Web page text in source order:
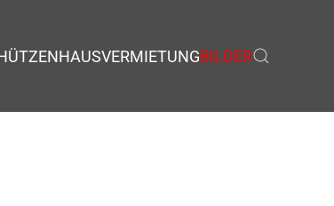
HAUSVERMIETUNGBILDER